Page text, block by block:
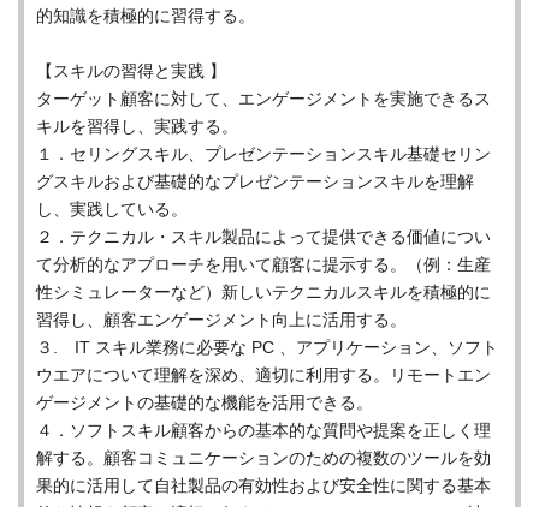
的知識を積極的に習得する。
【スキルの習得と実践 】
ターゲット顧客に対して、エンゲージメントを実施できるス
キルを習得し、実践する。
１．セリングスキル、プレゼンテーションスキル基礎セリン
グスキルおよび基礎的なプレゼンテーションスキルを理解
し、実践している。
２．テクニカル・スキル製品によって提供できる価値につい
て分析的なアプローチを用いて顧客に提示する。（例：生産
性シミュレーターなど）新しいテクニカルスキルを積極的に
習得し、顧客エンゲージメント向上に活用する。
３. IT スキル業務に必要な PC 、アプリケーション、ソフト
ウエアについて理解を深め、適切に利用する。リモートエン
ゲージメントの基礎的な機能を活用できる。
４．ソフトスキル顧客からの基本的な質問や提案を正しく理
解する。顧客コミュニケーションのための複数のツールを効
果的に活用して自社製品の有効性および安全性に関する基本